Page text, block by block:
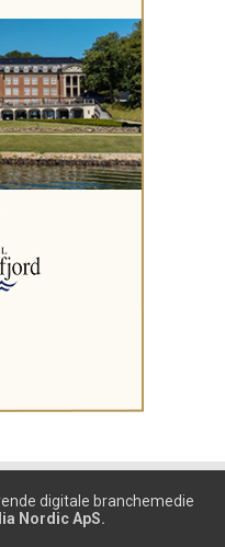
digitale branchemedie
Nordic ApS.